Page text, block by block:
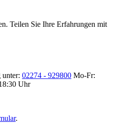
Teilen Sie Ihre Erfahrungen mit
unter: 02274 - 929800 Mo-Fr:
Uhr
.